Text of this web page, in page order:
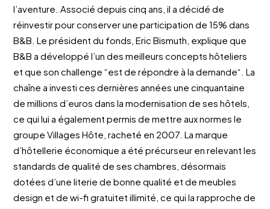
l’aventure. Associé depuis cinq ans, il a décidé de
réinvestir pour conserver une participation de 15% dans
B&B. Le président du fonds, Eric Bismuth, explique que
B&B a développé l’un des meilleurs concepts hôteliers
et que son challenge “est de répondre à la demande“. La
chaîne a investi ces dernières années une cinquantaine
de millions d’euros dans la modernisation de ses hôtels,
ce qui lui a également permis de mettre aux normes le
groupe Villages Hôte, racheté en 2007. La marque
d’hôtellerie économique a été précurseur en relevant les
standards de qualité de ses chambres, désormais
dotées d’une literie de bonne qualité et de meubles
design et de wi-fi gratuitet illimité, ce qui la rapproche de